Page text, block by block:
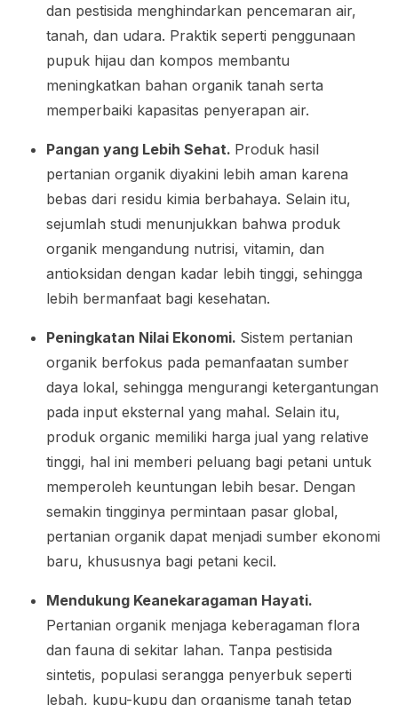
dan pestisida menghindarkan pencemaran air,
tanah, dan udara. Praktik seperti penggunaan
pupuk hijau dan kompos membantu
meningkatkan bahan organik tanah serta
memperbaiki kapasitas penyerapan air.
Pangan yang Lebih Sehat. Produk hasil
pertanian organik diyakini lebih aman karena
bebas dari residu kimia berbahaya. Selain itu,
sejumlah studi menunjukkan bahwa produk
organik mengandung nutrisi, vitamin, dan
antioksidan dengan kadar lebih tinggi, sehingga
lebih bermanfaat bagi kesehatan.
Peningkatan Nilai Ekonomi. Sistem pertanian
organik berfokus pada pemanfaatan sumber
daya lokal, sehingga mengurangi ketergantungan
pada input eksternal yang mahal. Selain itu,
produk organic memiliki harga jual yang relative
tinggi, hal ini memberi peluang bagi petani untuk
memperoleh keuntungan lebih besar. Dengan
semakin tingginya permintaan pasar global,
pertanian organik dapat menjadi sumber ekonomi
baru, khususnya bagi petani kecil.
Mendukung Keanekaragaman Hayati.
Pertanian organik menjaga keberagaman flora
dan fauna di sekitar lahan. Tanpa pestisida
sintetis, populasi serangga penyerbuk seperti
lebah, kupu-kupu dan organisme tanah tetap